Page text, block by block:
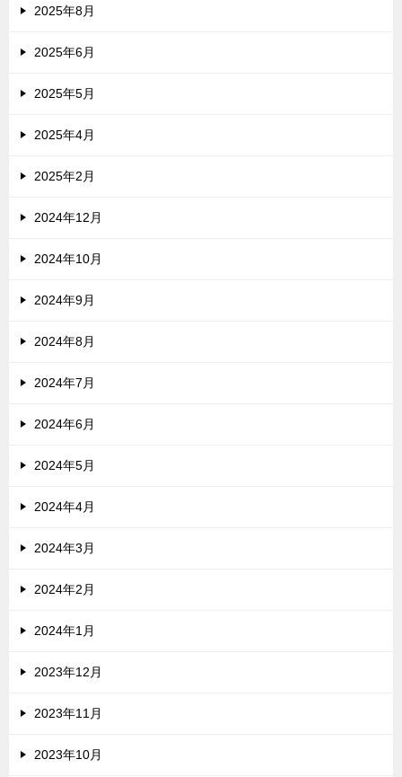
2025年8月
2025年6月
2025年5月
2025年4月
2025年2月
2024年12月
2024年10月
2024年9月
2024年8月
2024年7月
2024年6月
2024年5月
2024年4月
2024年3月
2024年2月
2024年1月
2023年12月
2023年11月
2023年10月